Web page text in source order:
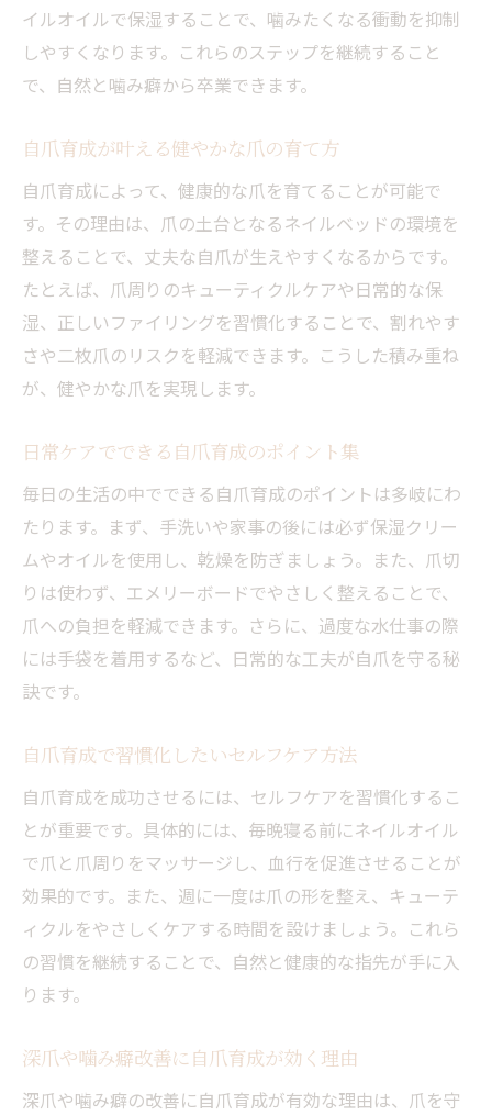
イルオイルで保湿することで、噛みたくなる衝動を抑制
しやすくなります。これらのステップを継続すること
で、自然と噛み癖から卒業できます。
自爪育成が叶える健やかな爪の育て方
自爪育成によって、健康的な爪を育てることが可能で
す。その理由は、爪の土台となるネイルベッドの環境を
整えることで、丈夫な自爪が生えやすくなるからです。
たとえば、爪周りのキューティクルケアや日常的な保
湿、正しいファイリングを習慣化することで、割れやす
さや二枚爪のリスクを軽減できます。こうした積み重ね
が、健やかな爪を実現します。
日常ケアでできる自爪育成のポイント集
毎日の生活の中でできる自爪育成のポイントは多岐にわ
たります。まず、手洗いや家事の後には必ず保湿クリー
ムやオイルを使用し、乾燥を防ぎましょう。また、爪切
りは使わず、エメリーボードでやさしく整えることで、
爪への負担を軽減できます。さらに、過度な水仕事の際
には手袋を着用するなど、日常的な工夫が自爪を守る秘
訣です。
自爪育成で習慣化したいセルフケア方法
自爪育成を成功させるには、セルフケアを習慣化するこ
とが重要です。具体的には、毎晩寝る前にネイルオイル
で爪と爪周りをマッサージし、血行を促進させることが
効果的です。また、週に一度は爪の形を整え、キューテ
ィクルをやさしくケアする時間を設けましょう。これら
の習慣を継続することで、自然と健康的な指先が手に入
ります。
深爪や噛み癖改善に自爪育成が効く理由
深爪や噛み癖の改善に自爪育成が有効な理由は、爪を守